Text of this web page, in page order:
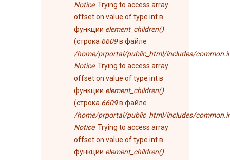
Notice: Trying to access array
offset on value of type int в
функции element_children()
(строка 6609в файле
/home/prportal/public_html/includes/
Notice: Trying to access array
offset on value of type int в
функции element_children()
(строка 6609в файле
/home/prportal/public_html/includes/
Notice: Trying to access array
offset on value of type int в
функции element_children()